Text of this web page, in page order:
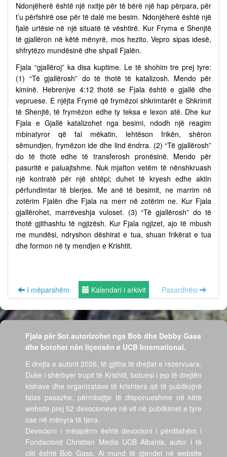
Ndonjëherë është një nxitje për të bërë një hap përpara, për
t’u përfshirë ose për të dalë me besim. Ndonjëherë është një
fjalë urtësie në një situatë të vështirë. Kur Fryma e Shenjtë
të gjallëron në këtë mënyrë, mos hezito. Vepro sipas idesë,
shfrytëzo mundësinë dhe shpall Fjalën.
Fjala “gjallëroj” ka disa kuptime. Le të shohim tre prej tyre:
(1) “Të gjallërosh” do të thotë të katalizosh. Mendo për
kiminë. Hebrenjve 4:12 thotë se Fjala është e gjallë dhe
vepruese. E njëjta Frymë që frymëzoi shkrimtarët e Shkrimit
të Shenjtë, të frymëzon edhe ty teksa e lexon atë. Dhe kur
Fjala e Gjallë katalizohet nga besimi, ndodh një reagim
mbinatyror që fal mëkatin, lehtëson frikën, shëron
sëmundjen, frymëzon ide dhe lind ëndrra. (2) “Të gjallërosh”
do të thotë edhe të transferosh pronësinë. Mendo për
pasuritë e paluajtshme. Nuk mjafton vetëm të nënshkruash
një kontratë për një shtëpi; duhet të kryesh edhe aktin
përfundimtar të blerjes. Me anë të besimit, ne marrim në
zotërim Fjalën dhe Fjala na merr në zotërim ne. Kur Fjala
gjallërohet, marrëveshja vuloset. (3) “Të gjallërosh” do të
thotë gjithashtu të ngjizësh. Kur Fjala ngjizet, ajo të mbush
me mundësi, ndryshon dëshirat e tua, shuan frikërat e tua
dhe formon në ty mendjen e Krishtit.
I mëparshëm Kalendari i arkivit Pasardhësi
Fjala për Sot autorizohet nga Bob dhe Debby Gass
dhe botohet nën liçensën e UCB International.
E drejta e autorit 2026, të gjitha të drejtat e rezervuara.
Duke i shërbyer trupit të Krishtit, botuesi i jep të drejtën
kishave dhe organizatave të krishtera që të publikojnë
falas pasazhe, përmbajtje të disponueshme në këtë
website prej 52 devocioneve në vit në publikimet e tyre
ose në mënyra të tjera.
Devocioni i mësipërm është devocioni i përditshëm i
Fondacionit Christian Media UCB Albania, autor i të
cilit është Bob Gass. Ai mund të gjendet në website